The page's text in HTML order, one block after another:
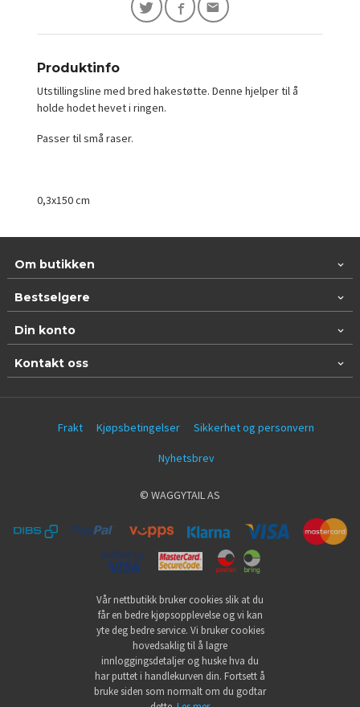
Produktinfo
Utstillingsline med bred hakestøtte. Denne hjelper til å
holde hodet hevet i ringen.
Passer til små raser.
0,3x150 cm
Om butikken
Bestselgere
Din konto
Kontakt oss
Frakt Kjøpsbetingelser Sikkerhet og personvern
Nyhetsbrev
© WAGGYTAIL AS
Vår nettbutikk bruker cookies slik at du
får en bedre kjøpsopplevelse og vi kan
yte deg bedre service. Vi bruker cookies
hovedsaklig til å lagre
innloggingsdetaljer og huske hva du
har puttet i handlekurven din. Fortsett å
bruke siden som normalt om du godtar